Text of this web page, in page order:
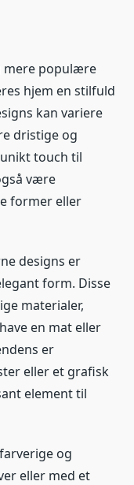
mere populære
hjem en stilfuld
kan variere
dristige og
touch til
være
former eller
designs er
form. Disse
materialer,
en mat eller
er
eller et grafisk
element til
og
eller med et